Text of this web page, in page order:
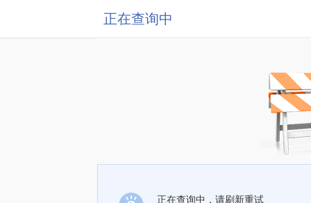
正在查询中
正在查询中，请刷新重试